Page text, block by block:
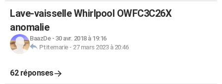
Lave-vaisselle Whirlpool OWFC3C26X
anomalie
BaazDe- 30 avr. 2018 à 19:16
Ptitemarie- 27 mars 2023 à 20:46
62 réponses